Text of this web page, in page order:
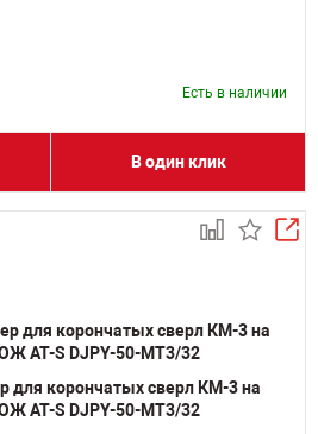
Есть в наличии
В один клик
для корончатых сверл КМ-3 на
AT-S DJPY-50-MT3/32